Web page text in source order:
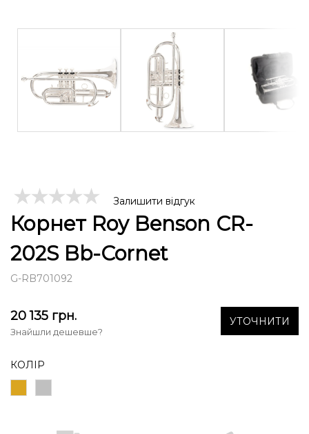
Залишити відгук
Корнет Roy Benson CR-
202S Bb-Cornet
G-RB701092
20 135 грн.
Знайшли дешевше?
УТОЧНИТИ
КОЛІР